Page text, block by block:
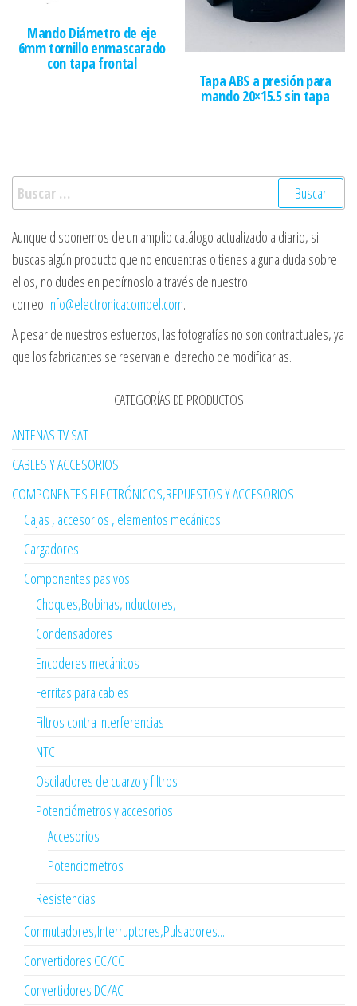
Mando Diámetro de eje
6mm tornillo enmascarado
con tapa frontal
Tapa ABS a presión para
mando 20×15.5 sin tapa
Buscar:
Aunque disponemos de un amplio catálogo actualizado a diario, si
buscas algún producto que no encuentras o tienes alguna duda sobre
ellos, no dudes en pedírnoslo a través de nuestro
correo info@electronicacompel.com.
A pesar de nuestros esfuerzos, las fotografías no son contractuales, ya
que los fabricantes se reservan el derecho de modificarlas.
CATEGORÍAS DE PRODUCTOS
ANTENAS TV SAT
CABLES Y ACCESORIOS
COMPONENTES ELECTRÓNICOS,REPUESTOS Y ACCESORIOS
Cajas , accesorios , elementos mecánicos
Cargadores
Componentes pasivos
Choques,Bobinas,inductores,
Condensadores
Encoderes mecánicos
Ferritas para cables
Filtros contra interferencias
NTC
Osciladores de cuarzo y filtros
Potenciómetros y accesorios
Accesorios
Potenciometros
Resistencias
Conmutadores,Interruptores,Pulsadores...
Convertidores CC/CC
Convertidores DC/AC